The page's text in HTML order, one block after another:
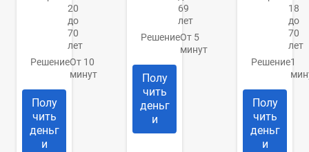
20
до
70
лет
РешениеОт 10
минут
Полу
чить
деньг
и
69
лет
РешениеОт 5
минут
Полу
чить
деньг
и
18
до
70
лет
Решение1
Полу
чить
деньг
и